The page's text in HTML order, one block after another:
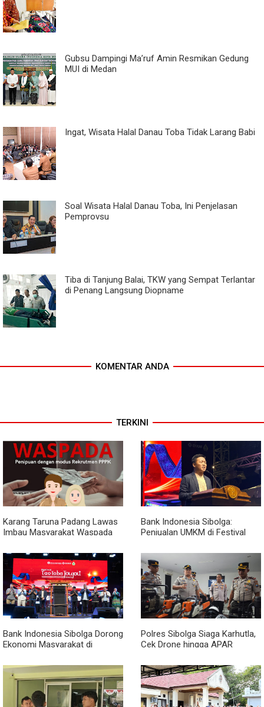
Gubsu Dampingi Ma’ruf Amin Resmikan Gedung
MUI di Medan
Ingat, Wisata Halal Danau Toba Tidak Larang Babi
Soal Wisata Halal Danau Toba, Ini Penjelasan
Pemprovsu
Tiba di Tanjung Balai, TKW yang Sempat Terlantar
di Penang Langsung Diopname
KOMENTAR ANDA
TERKINI
Karang Taruna Padang Lawas
Imbau Masyarakat Waspada
Bank Indonesia Sibolga:
Penjualan UMKM di Festival
Bank Indonesia Sibolga Dorong
Ekonomi Masyarakat di
2026
Polres Sibolga Siaga Karhutla,
Cek Drone hingga APAR